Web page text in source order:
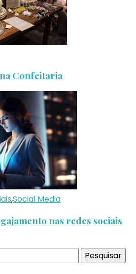
Confeitaria
,Social Media
nas redes sociais